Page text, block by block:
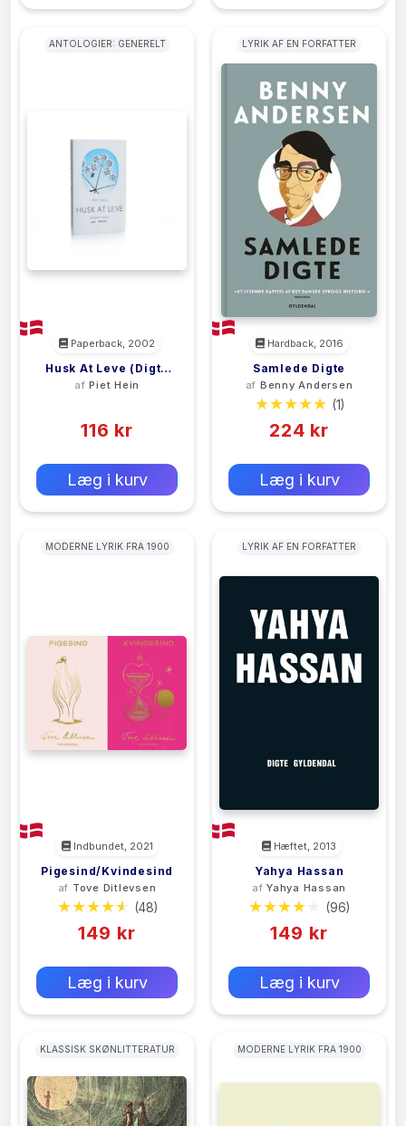
ANTOLOGIER: GENERELT
Paperback, 2002
Husk At Leve (Digte
Og Gruk - 122 Stk.)
afPiet Hein
116 kr
Læg i kurv
LYRIK AF EN FORFATTER
Hardback, 2016
Samlede Digte
af Benny Andersen
(1)
224 kr
Læg i kurv
MODERNE LYRIK FRA 1900
Indbundet, 2021
Pigesind/Kvindesind
af Tove Ditlevsen
(48)
149 kr
Læg i kurv
LYRIK AF EN FORFATTER
Hæftet, 2013
Yahya Hassan
afYahya Hassan
(96)
149 kr
Læg i kurv
KLASSISK SKØNLITTERATUR MODERNE LYRIK FRA 1900